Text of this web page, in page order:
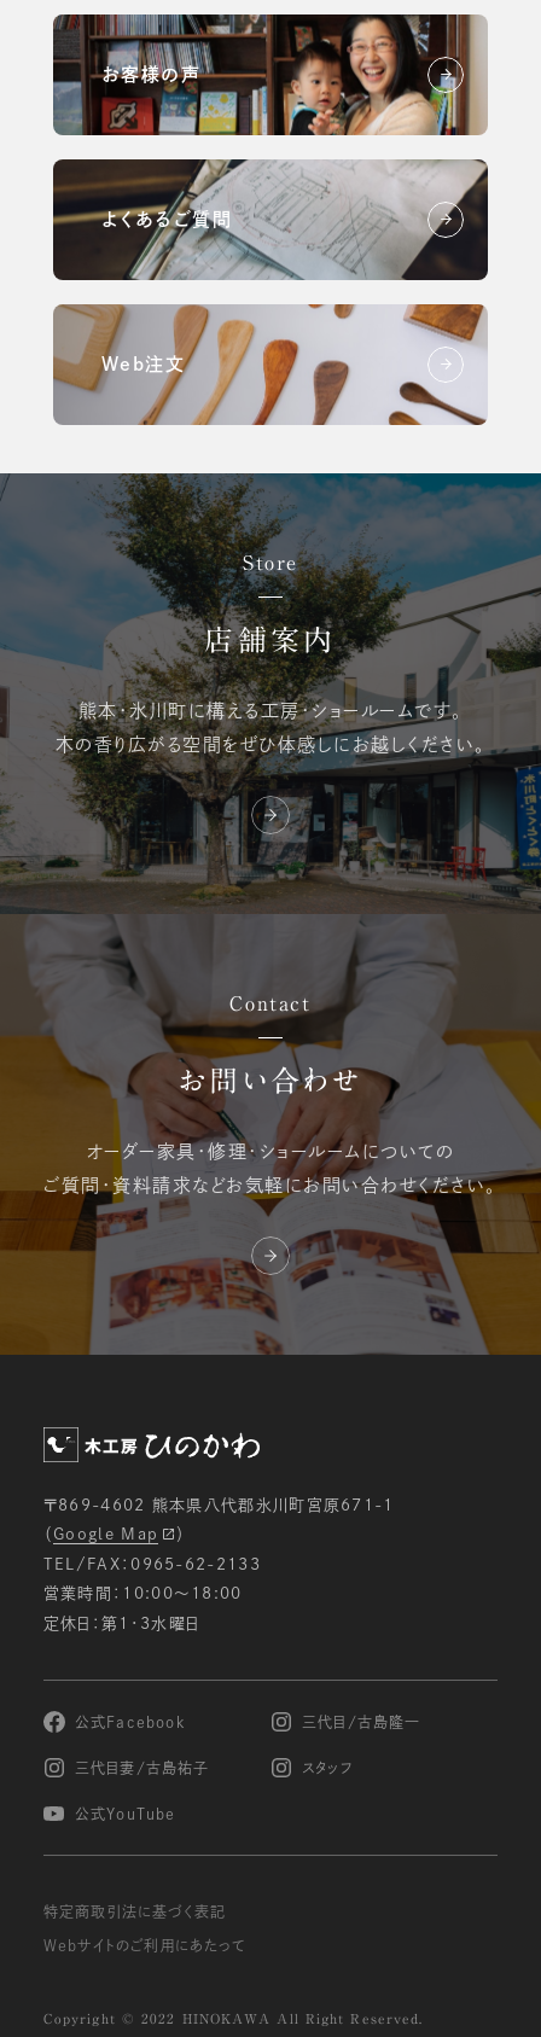
お客様の声
よくあるご質問
Web注文
Store
店舗案内
熊本・氷川町に構える工房・ショールームです。
木の香り広がる空間をぜひ体感しにお越しください。
Contact
お問い合わせ
オーダー家具・修理・ ショールームについての
ご質問・資料請求などお気軽にお問い合わせください。
〒869-4602 熊本県八代郡氷川町宮原671-1
（ Google Map
）
TEL/FAX：0965-62-2133
営業時間：10:00〜18:00
定休日：第1・3水曜日
公式Facebook 三代目/古島隆一
三代目妻/古島祐子 スタッフ
公式YouTube
特定商取引法に基づく表記
Webサイトのご利用にあたって
Copyright © 2022 HINOKAWA All Right Reserved.